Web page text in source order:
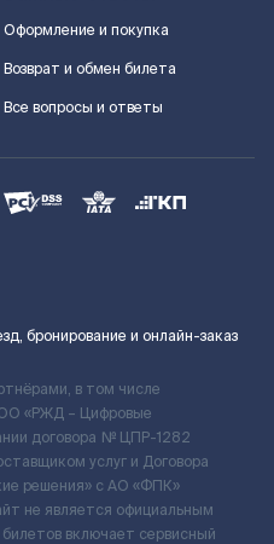
Оформление и покупка
Возврат и обмен билета
Все вопросы и ответы
бронирование и онлайн-заказ
в том числе
«РЖД – Цифровые
договора № ЦПР-1282
услуг и Договора
решения» c АО «ФПК»
не является официальным
включает сервисный